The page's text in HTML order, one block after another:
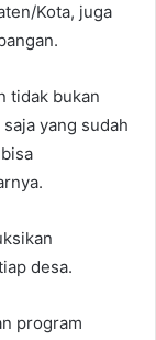
Kota, juga
tidak bukan
yang sudah
desa.
program